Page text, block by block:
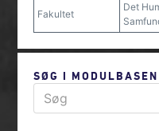
Fakultet
Det
SØG I MODULBASEN